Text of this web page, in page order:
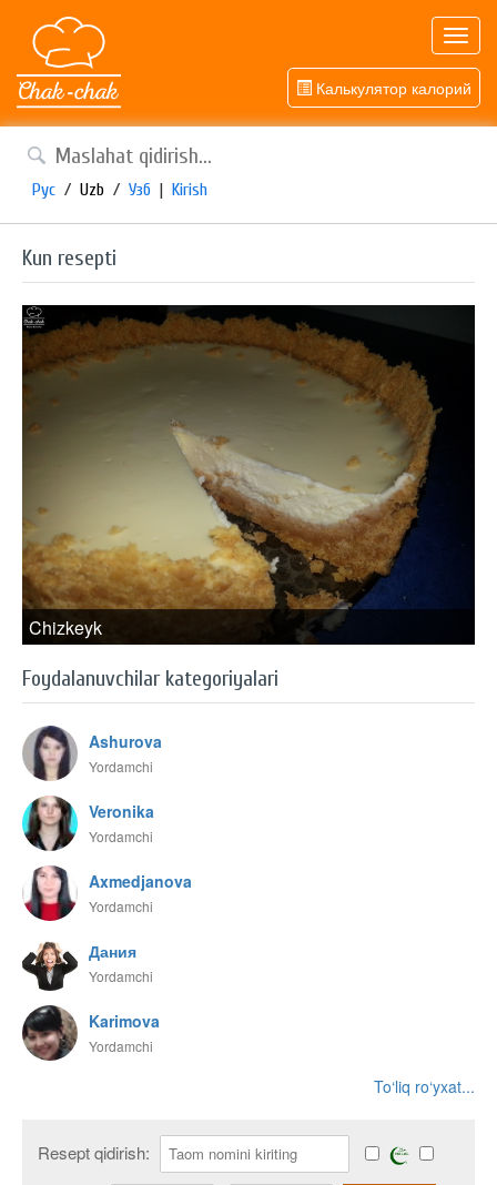
Калькулятор калорий
Рус / Uzb / Узб | Kirish
Kun resepti
Chizkeyk
Foydalanuvchilar kategoriyalari
Ashurova
Yordamchi
Veronika
Yordamchi
Axmedjanova
Yordamchi
Дания
Yordamchi
Karimova
Yordamchi
To‘liq ro‘yxat...
Resept qidirish: